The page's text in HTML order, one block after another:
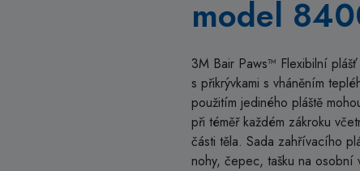
model
3M Bair Paws™ Flexibilní
s přikrývkami s vháněním
použitím jediného pláště
při téměř každém zákroku
části těla. Sada zahřívacího
nohy, čepec, tašku na osobní